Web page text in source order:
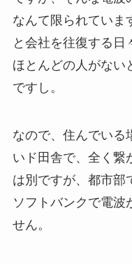
なんて限られていま
と会社を往復する日
ほとんどの人がない
ですし。
なので、住んでいる
いド田舎で、全く繋
は別ですが、都市部
ソフトバンクで電波
せん。